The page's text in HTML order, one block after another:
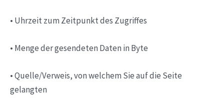
• Uhrzeit zum Zeitpunkt des Zugriffes
• Menge der gesendeten Daten in Byte
• Quelle/Verweis, von welchem Sie auf die Seite
gelangten